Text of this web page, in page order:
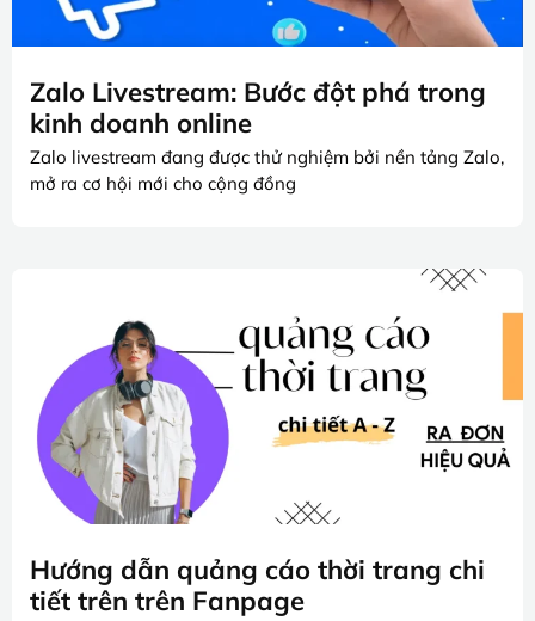
Zalo Livestream: Bước đột phá trong
kinh doanh online
Zalo livestream đang được thử nghiệm bởi nền tảng Zalo,
mở ra cơ hội mới cho cộng đồng
Hướng dẫn quảng cáo thời trang chi
tiết trên trên Fanpage